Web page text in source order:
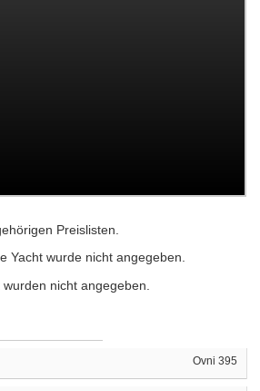
Preislisten.
Yacht wurde nicht angegeben.
nicht angegeben.
Ovni 395